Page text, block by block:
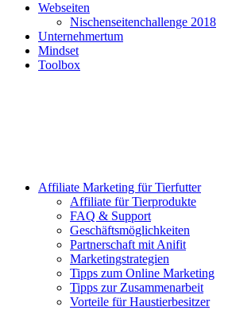
Webseiten
Nischenseitenchallenge 2018
Unternehmertum
Mindset
Toolbox
Affiliate Marketing für Tierfutter
Affiliate für Tierprodukte
FAQ & Support
Geschäftsmöglichkeiten
Partnerschaft mit Anifit
Marketingstrategien
Tipps zum Online Marketing
Tipps zur Zusammenarbeit
Vorteile für Haustierbesitzer